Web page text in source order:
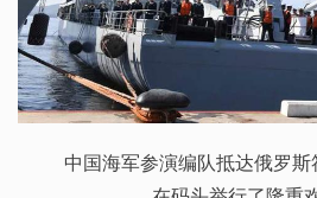
中国海军参演编队抵达俄罗